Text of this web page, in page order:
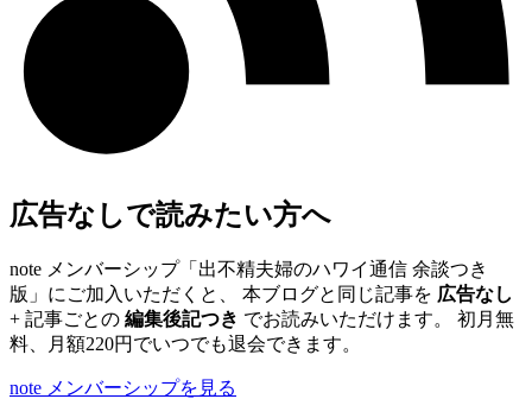
広告なしで読みたい方へ
note メンバーシップ「出不精夫婦のハワイ通信 余談つき
版」にご加入いただくと、 本ブログと同じ記事を 広告なし
+ 記事ごとの 編集後記つき でお読みいただけます。 初月無
料、月額220円でいつでも退会できます。
note メンバーシップを見る